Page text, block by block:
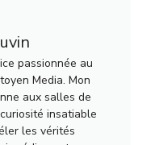
passionnée au
Media. Mon
aux salles de
insatiable
les vérités